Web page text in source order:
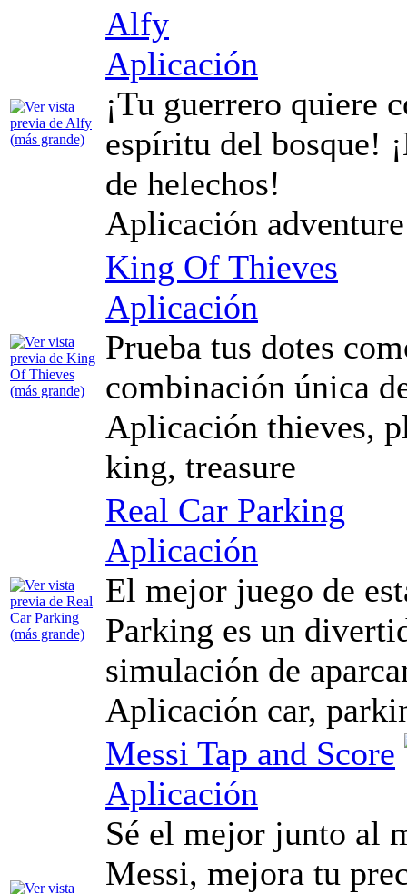
Alfy
Aplicación
¡Tu guerrero quiere
espíritu del bosque!
de helechos!
Aplicación
King Of Thieves
Aplicación
Prueba tus dotes
combinación única
Aplicación thieves,
king, treasure
Real Car Parking
Aplicación
El mejor juego de
Parking es un
simulación de
Aplicación car,
Messi Tap and Score
Aplicación
Sé el mejor junto al
Messi, mejora tu